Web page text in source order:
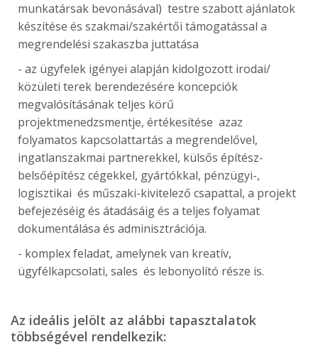
munkatársak bevonásával) testre szabott ajánlatok
készítése és szakmai/szakértői támogatással a
megrendelési szakaszba juttatása
- az ügyfelek igényei alapján kidolgozott irodai/
közületi terek berendezésére koncepciók
megvalósításának teljes körű
projektmenedzsmentje, értékesítése azaz
folyamatos kapcsolattartás a megrendelővel,
ingatlanszakmai partnerekkel, külsős építész-
belsőépítész cégekkel, gyártókkal, pénzügyi-,
logisztikai és műszaki-kivitelező csapattal, a projekt
befejezéséig és átadásáig és a teljes folyamat
dokumentálása és adminisztrációja.
- komplex feladat, amelynek van kreatív,
ügyfélkapcsolati, sales és lebonyolító része is.
Az ideális jelölt az alábbi tapasztalatok
többségével rendelkezik: